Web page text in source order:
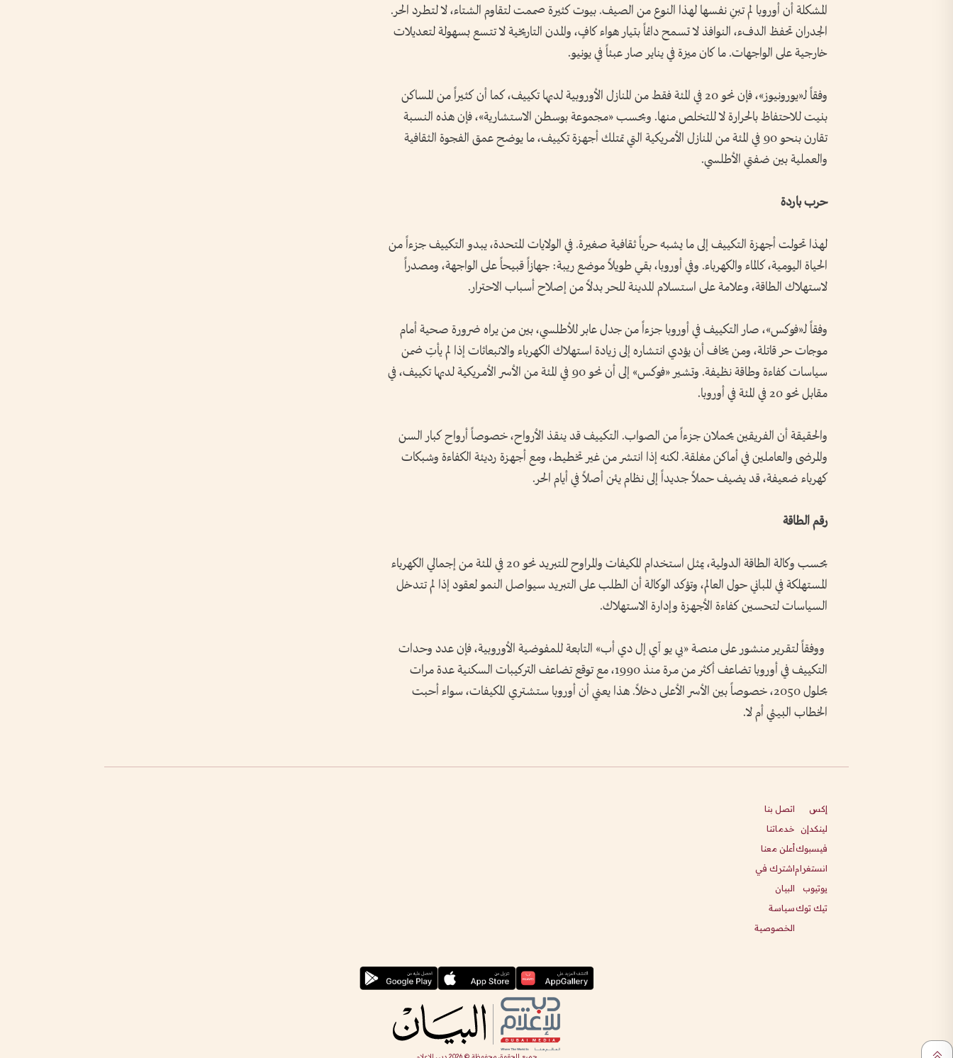
المشكلة أن أوروبا لم تبنِ نفسها لهذا النوع من الصيف. بيوت كثيرة صممت لتقاوم الشتاء، لا لتطرد الحر.
الجدران تحفظ الدفء، النوافذ لا تسمح دائماً بتيار هواء كافٍ، والمدن التاريخية لا تتسع بسهولة لتعديلات
خارجية على الواجهات. ما كان ميزة في يناير صار عبئاً في يونيو.
وفقاً لـ«يورونيوز»، فإن نحو 20 في المئة فقط من المنازل الأوروبية لديها تكييف، كما أن كثيراً من المساكن
بنيت للاحتفاظ بالحرارة لا للتخلص منها. وبحسب «مجموعة بوسطن الاستشارية»، فإن هذه النسبة
تقارن بنحو 90 في المئة من المنازل الأمريكية التي تمتلك أجهزة تكييف، ما يوضح عمق الفجوة الثقافية
والعملية بين ضفتي الأطلسي.
حرب باردة
لهذا تحولت أجهزة التكييف إلى ما يشبه حرباً ثقافية صغيرة. في الولايات المتحدة، يبدو التكييف جزءاً من
الحياة اليومية، كالماء والكهرباء. وفي أوروبا، بقي طويلاً موضع ريبة: جهازاً قبيحاً على الواجهة، ومصدراً
لاستهلاك الطاقة، وعلامة على استسلام المدينة للحر بدلاً من إصلاح أسباب الاحترار.
وفقاً لـ«فوكس»، صار التكييف في أوروبا جزءاً من جدل عابر للأطلسي، بين من يراه ضرورة صحية أمام
موجات حر قاتلة، ومن يخاف أن يؤدي انتشاره إلى زيادة استهلاك الكهرباء والانبعاثات إذا لم يأتِ ضمن
سياسات كفاءة وطاقة نظيفة. وتشير «فوكس» إلى أن نحو 90 في المئة من الأسر الأمريكية لديها تكييف، في
مقابل نحو 20 في المئة في أوروبا.
والحقيقة أن الفريقين يحملان جزءاً من الصواب. التكييف قد ينقذ الأرواح، خصوصاً أرواح كبار السن
والمرضى والعاملين في أماكن مغلقة. لكنه إذا انتشر من غير تخطيط، ومع أجهزة رديئة الكفاءة وشبكات
كهرباء ضعيفة، قد يضيف حملاً جديداً إلى نظام يئن أصلاً في أيام الحر.
رقم الطاقة
بحسب وكالة الطاقة الدولية، يمثل استخدام المكيفات والمراوح للتبريد نحو 20 في المئة من إجمالي الكهرباء
المستهلكة في المباني حول العالم، وتؤكد الوكالة أن الطلب على التبريد سيواصل النمو لعقود إذا لم تتدخل
السياسات لتحسين كفاءة الأجهزة وإدارة الاستهلاك.
ووفقاً لتقرير منشور على منصة «بي يو آي إل دي أب» التابعة للمفوضية الأوروبية، فإن عدد وحدات
التكييف في أوروبا تضاعف أكثر من مرة منذ 1990، مع توقع تضاعف التركيبات السكنية عدة مرات
بحلول 2050، خصوصاً بين الأسر الأعلى دخلاً. هذا يعني أن أوروبا ستشتري المكيفات، سواء أحبت
الخطاب البيئي أم لا.
إكس
لينكدإن
فيسبوك
انستغرام
يوتيوب
تيك توك
اتصل بنا
خدماتنا
أعلن معنا
اشترك في
البيان
سياسة
الخصوصية
جميع الحقوق محفوظة ©2026 دبي للإعلام